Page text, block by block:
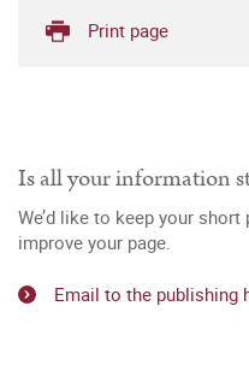
Print page
Is all your information
We’d like to keep your
improve your page.
Email to the publishing